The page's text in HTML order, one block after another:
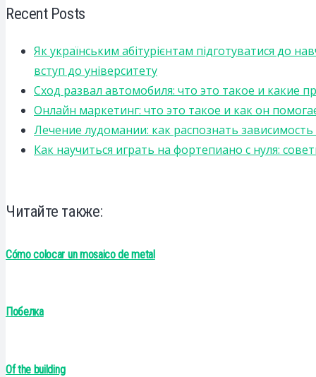
Recent Posts
Як українським абітурієнтам підготуватися до
вступ до університету
Сход развал автомобиля: что это такое и какие
Онлайн маркетинг: что это такое и как он
Лечение лудомании: как распознать
Как научиться играть на фортепиано с нуля:
Читайте также:
Cómo colocar un mosaico de metal
Побелка
Of the building